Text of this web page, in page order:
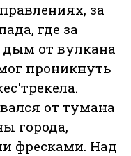
за
где за
от вулкана
проникнуть
от тумана
города,
фресками. Над